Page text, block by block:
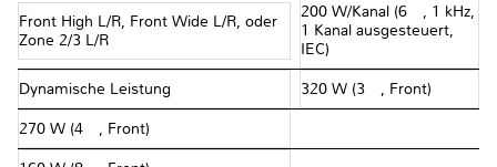
Front High L/R, Front Wide L/R, oder
Zone 2/3 L/R
200 W/Kanal (6 Ω, 1 kHz,
1 Kanal ausgesteuert,
IEC)
Dynamische Leistung 320 W (3 Ω, Front)
270 W (4 Ω, Front)